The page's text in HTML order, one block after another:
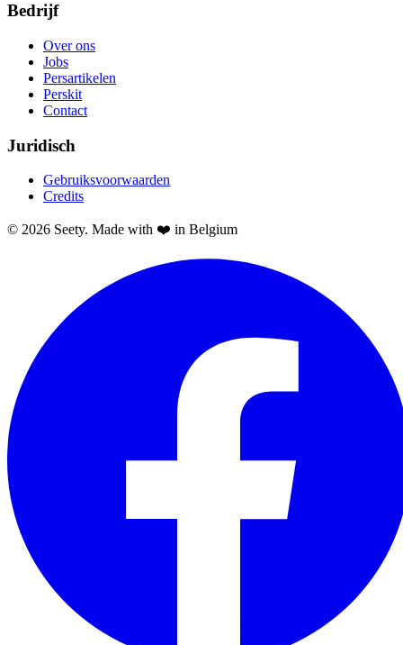
Bedrijf
Over ons
Jobs
Persartikelen
Perskit
Contact
Juridisch
Gebruiksvoorwaarden
Credits
© 2026 Seety. Made with ❤️ in Belgium